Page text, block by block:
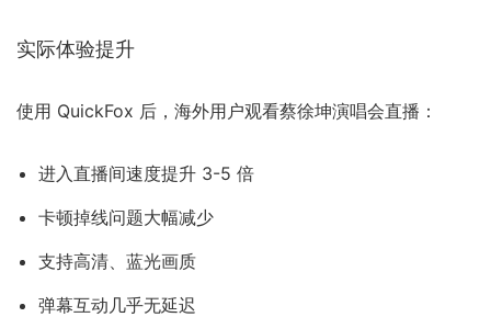
实际体验提升
使用 QuickFox 后，海外用户观看蔡徐坤演唱会直播：
进入直播间速度提升 3-5 倍
卡顿掉线问题大幅减少
支持高清、蓝光画质
弹幕互动几乎无延迟